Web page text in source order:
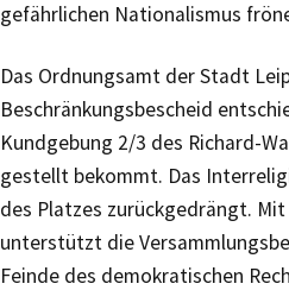
gefährlichen Nationalismus
Das Ordnungsamt der Stadt
Beschränkungsbescheid
Kundgebung 2/3 des Richard-
gestellt bekommt. Das
des Platzes zurückgedrängt.
unterstützt die
Feinde des demokratischen